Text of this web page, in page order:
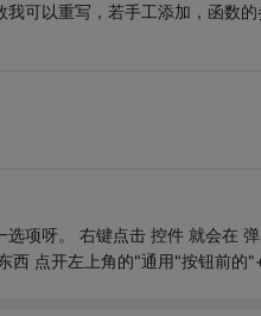
可以重写，若手工添加，函数
项呀。 右键点击 控件 就会在
西 点开左上角的"通用"按钮前的